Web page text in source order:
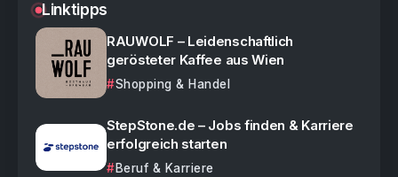
Linktipps
RAUWOLF – Leidenschaftlich
gerösteter Kaffee aus Wien
Shopping & Handel
StepStone.de – Jobs finden & Karriere
erfolgreich starten
Beruf & Karriere